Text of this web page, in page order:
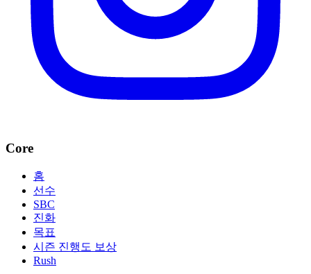
Core
홈
선수
SBC
진화
목표
시즌 진행도 보상
Rush